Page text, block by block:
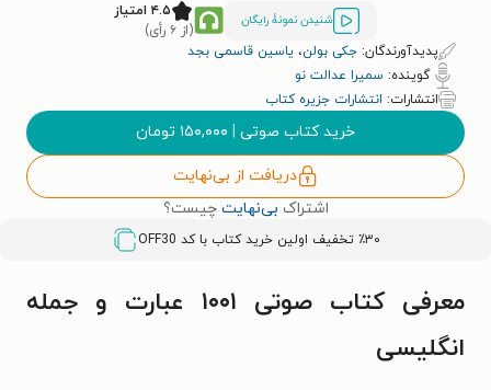
شنیدن نمونۀ رایگان
۴.۵ امتیاز
(از ۶ رأی)
پدیدآورندگان: جکی بولن، یاسین قاسمی بجد
گوینده: سمیرا عدالت نو
انتشارات: انتشارات جزیره کتاب
خرید کتاب صوتی | ۱۵۰,۰۰۰ تومان
دریافت از بی‌نهایت
اشتراک بی‌نهایت چیست؟
٪۳۰ تخفیف اولین خرید کتاب با کد OFF30
معرفی کتاب صوتی ۱۰۰۱ عبارت و جمله
انگلیسی